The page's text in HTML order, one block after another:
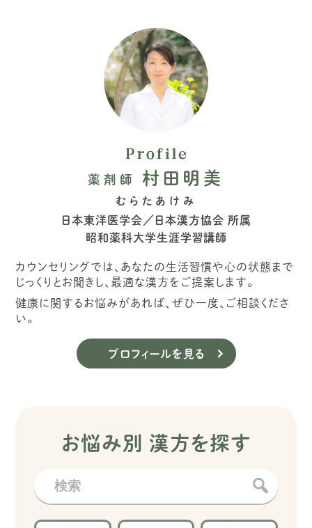
薬剤師 村田明美
むらたあけみ
日本東洋医学会／日本漢方協会 所属
昭和薬科大学生涯学習講師
カウンセリングでは、あなたの生活習慣や心の状態まで
じっくりとお聞きし、最適な漢方をご提案します。
健康に関するお悩みがあれば、ぜひ一度、ご相談くださ
い。
プロフィールを見る
お悩み別 漢方を探す